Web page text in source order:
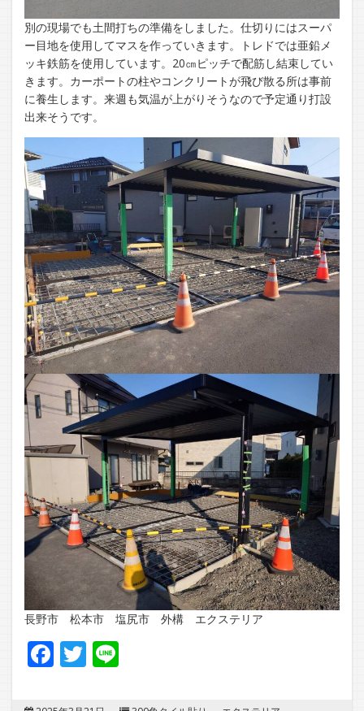
別の現場でも土間打ちの準備をしました。仕切りにはスーパ
ー目地を使用してマスを作っていきます。トレドでは亜鉛メ
ッキ鉄筋を使用しています。20㎝ピッチで配筋し結束してい
きます。カーポートの柱やコンクリートが飛び散る所は事前
に養生します。来週も気温が上がりそうなので予定通り打設
出来そうです。
長野市 松本市 塩尻市 外構 エクステリア
Facebook
Twitter